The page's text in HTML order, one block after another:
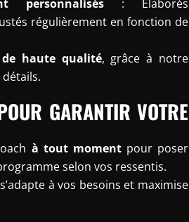
personnalisés : Élaborés
régulièrement en fonction de
de haute qualité, grâce à notre
GARANTIR VOTRE
à tout momentpour poser
selon vos ressentis.
à vos besoins et maximise